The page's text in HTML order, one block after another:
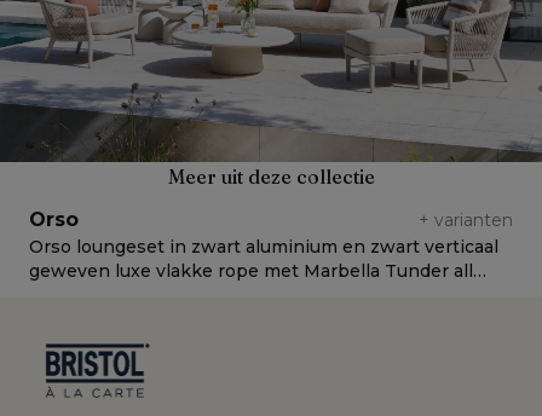
Meer uit deze collectie
Orso + varianten
Orso loungeset in zwart aluminium en zwart verticaal
geweven luxe vlakke rope met Marbella Tunder all